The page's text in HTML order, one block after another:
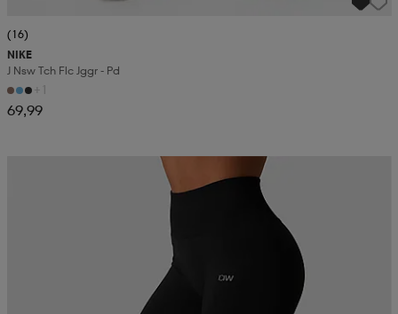
(16)
NIKE
J Nsw Tch Flc Jggr - Pd
+1
69,99